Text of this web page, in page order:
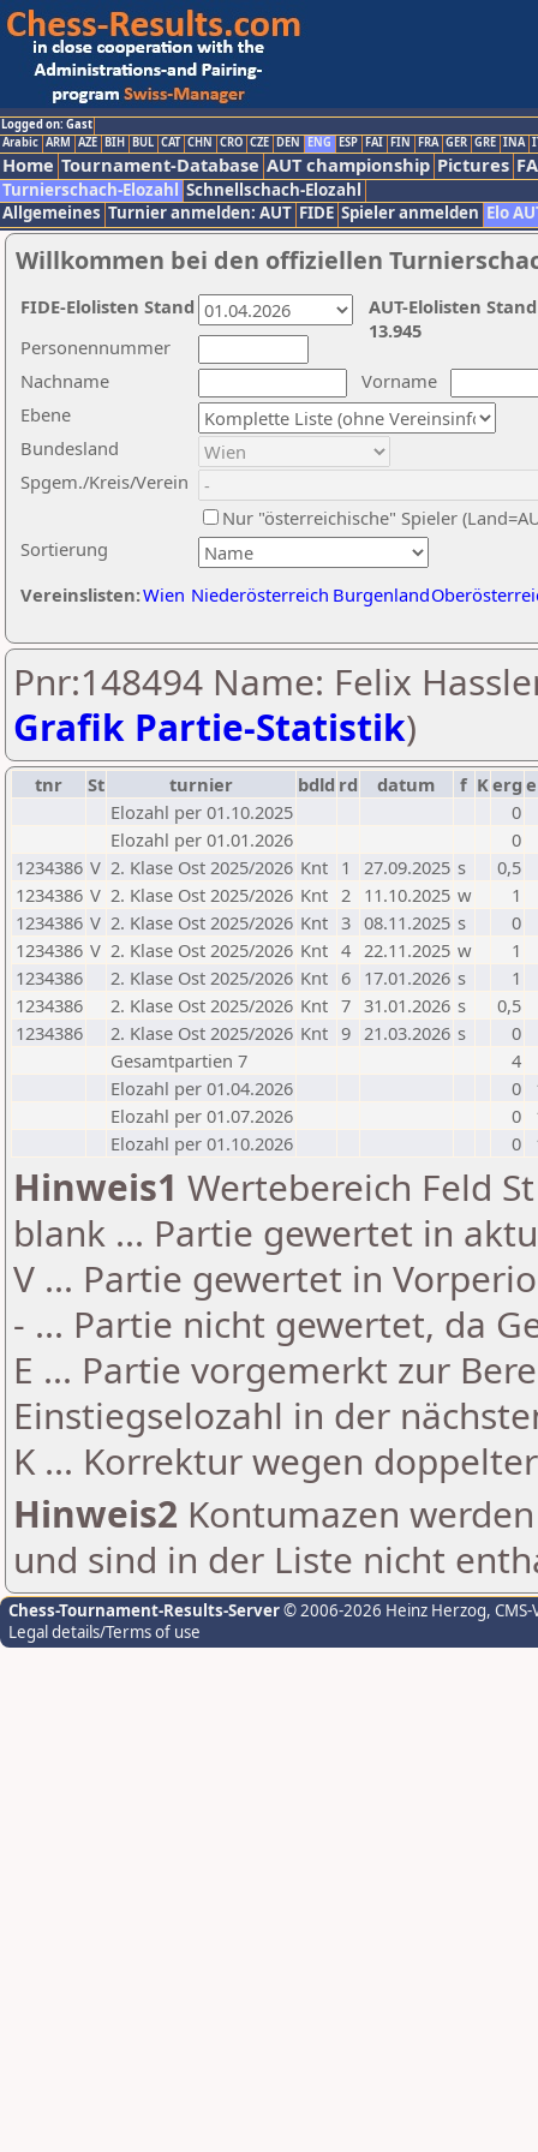
Logged on: Gast
Arabic ARM AZE BIH BUL CAT CHN CRO CZE DEN ENG ESP FAI FIN FRA GER GRE INA
Home Tournament-Database AUT championship Pictures
Turnierschach-Elozahl Schnellschach-Elozahl
Allgemeines Turnier anmelden: AUT FIDE Spieler anmelden Elo
Willkommen bei den offiziellen
Nachname
Vorname
Ebene
Sortierung
Personennummer
Bundesland
Spgem./Kreis/Verein
Nur "österreichische" Spieler
Vereinslisten:Wien Niederösterreich Burgenland
AUT-Elolisten
13.945
FIDE-Elolisten Stand
Pnr:148494 Name: Felix
Grafik Partie-Statistik)
tnr St turnier bdld rd datum f Kerg
Elozahl per 01.10.2025
0
Elozahl per 01.01.2026
0
1234386 V 2. Klase Ost 2025/2026 Knt 1 27.09.2025 s
0,5
1234386 V 2. Klase Ost 2025/2026 Knt 2 11.10.2025 w
1
1234386 V 2. Klase Ost 2025/2026 Knt 3 08.11.2025 s
0
1234386 V 2. Klase Ost 2025/2026 Knt 4 22.11.2025 w
1
1234386
2. Klase Ost 2025/2026 Knt 6 17.01.2026 s
1
1234386
2. Klase Ost 2025/2026 Knt 7 31.01.2026 s
0,5
1234386
2. Klase Ost 2025/2026 Knt 9 21.03.2026 s
0
Gesamtpartien 7
4
Elozahl per 01.04.2026
0
Elozahl per 01.07.2026
0
Elozahl per 01.10.2026
0
Hinweis1 Wertebereich Feld
blank ... Partie gewertet in
V ... Partie gewertet in
- ... Partie nicht gewertet, da
E ... Partie vorgemerkt zur
Einstiegselozahl in der
K ... Korrektur wegen
Hinweis2 Kontumazen
und sind in der Liste nicht
Chess-Tournament-Results-Server© 2006-2026 Heinz Herzog,
Legal details/Terms of use